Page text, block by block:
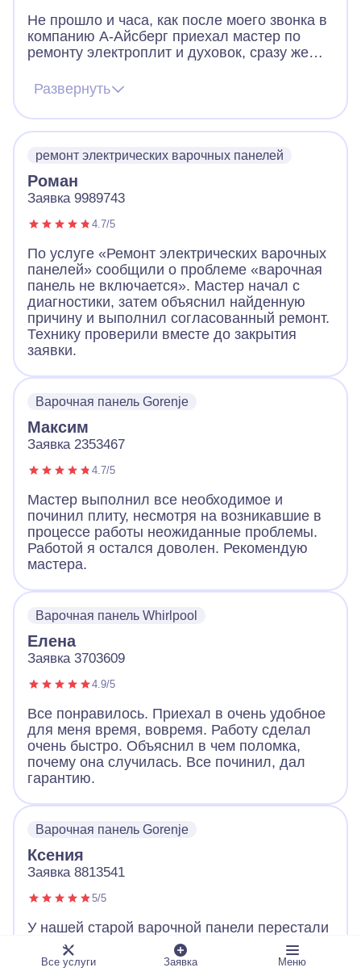
Не прошло и часа, как после моего звонка в
компанию А-Айсберг приехал мастер по
ремонту электроплит и духовок, сразу же
панели и на месте устранил ее. В дни
карантина, когда почти никто вокруг не
работает - это просто чудо! Будем
самоизолироваться с вкусной выпечкой.
Большое спасибо!
Развернуть
ремонт электрических варочных панелей
Роман
Заявка 9989743
4.7/5
По услуге «Ремонт электрических варочных
панелей» сообщили о проблеме «варочная
панель не включается». Мастер начал с
диагностики, затем объяснил найденную
причину и выполнил согласованный ремонт.
Технику проверили вместе до закрытия
заявки.
Варочная панель Gorenje
Максим
Заявка 2353467
4.7/5
Мастер выполнил все необходимое и
починил плиту, несмотря на возникавшие в
процессе работы неожиданные проблемы.
Работой я остался доволен. Рекомендую
мастера.
Варочная панель Whirlpool
Елена
Заявка 3703609
4.9/5
Все понравилось. Приехал в очень удобное
для меня время, вовремя. Работу сделал
очень быстро. Объяснил в чем поломка,
почему она случилась. Все починил, дал
гарантию.
Варочная панель Gorenje
Ксения
Заявка 8813541
5/5
У нашей старой варочной панели перестали
работать конфорки. Когда встал вопрос:
«Где искать мастера, чтобы обязательно
Все услуги Заявка Меню